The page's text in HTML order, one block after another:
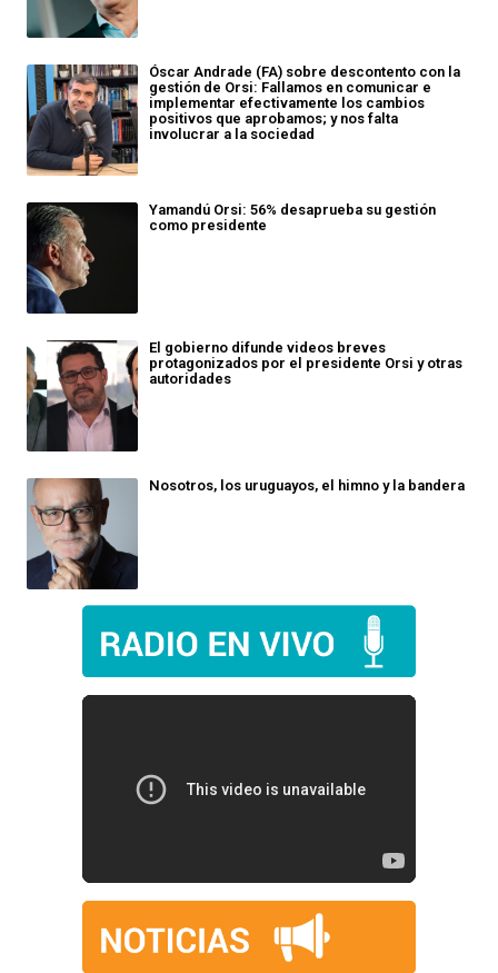
Óscar Andrade (FA) sobre descontento con la
gestión de Orsi: Fallamos en comunicar e
implementar efectivamente los cambios
positivos que aprobamos; y nos falta
involucrar a la sociedad
Yamandú Orsi: 56% desaprueba su gestión
como presidente
El gobierno difunde videos breves
protagonizados por el presidente Orsi y otras
autoridades
Nosotros, los uruguayos, el himno y la bandera